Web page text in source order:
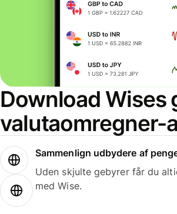
Download Wises
valutaomregner-
Sammenlign udbydere af
Uden skjulte gebyrer får du
med Wise.